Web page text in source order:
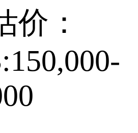
价：